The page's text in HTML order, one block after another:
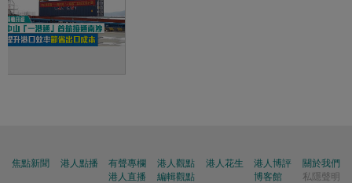
焦點新聞 港人點播
有聲專欄
港人直播
港人觀點
編輯觀點
港人花生
港人博評
博客館
關於我們
私隱聲明